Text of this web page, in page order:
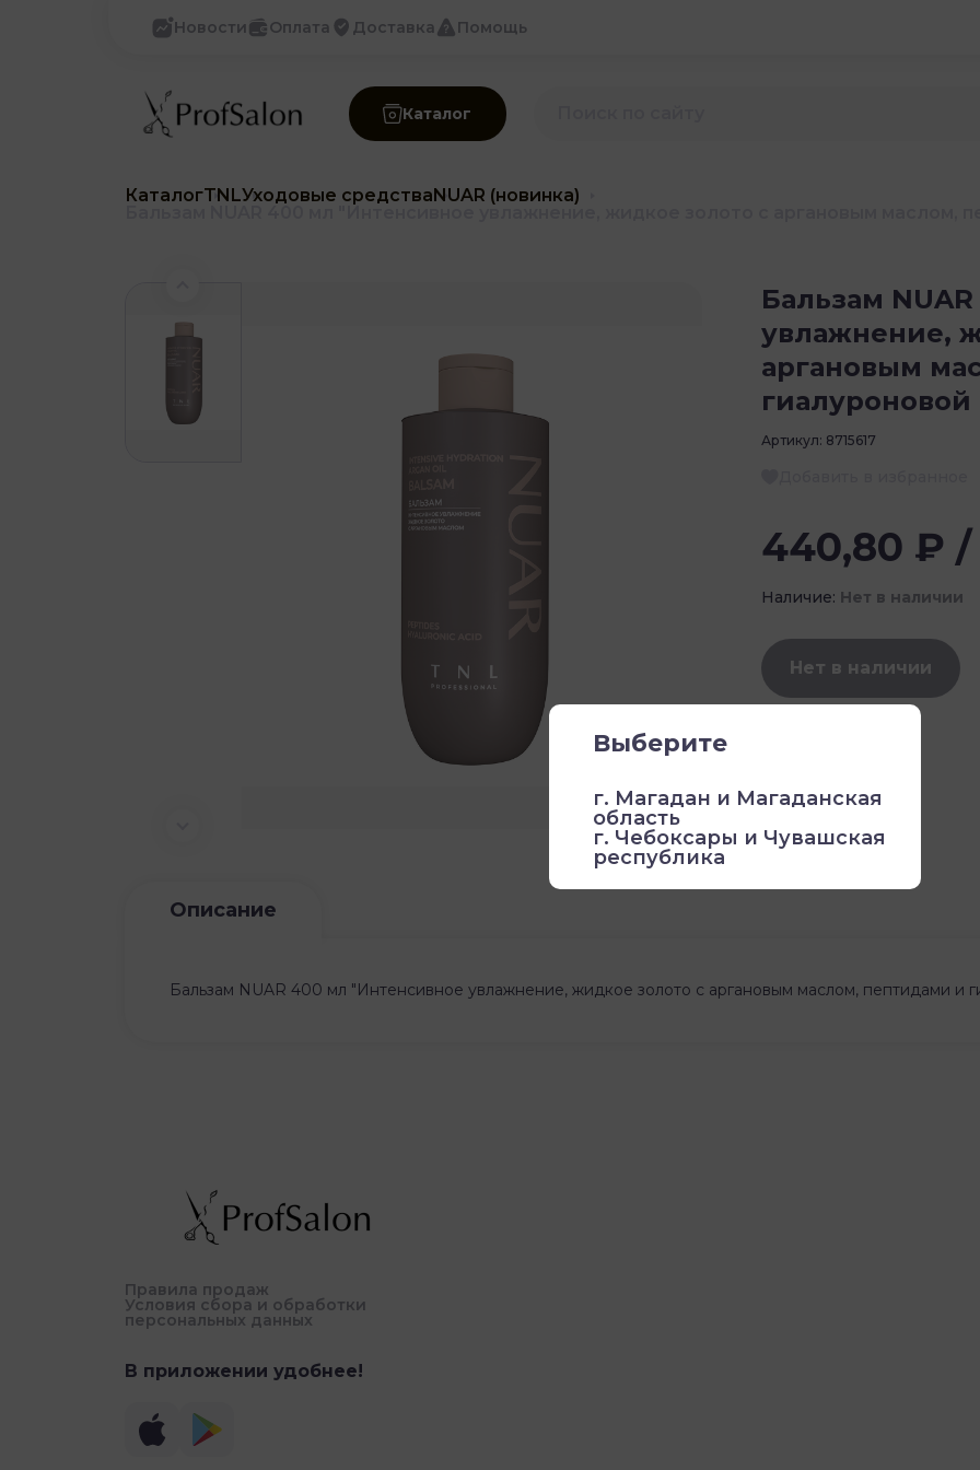
Новости Оплата Доставка Помощь
Каталог
КаталогTNLУходовые средстваNUAR (новинка)
Бальзам
увлажнение,
аргановым
гиалуроновой
Артикул: 8715617
440,80 ₽ /
Наличие: Нет в наличии
Нет в наличии
Описание
Бальзам NUAR 400 мл "Интенсивное увлажнение, жидкое золото с аргановым маслом, пептидами и
Правила продаж
Условия сбора и обработки
персональных данных
В приложении удобнее!
Выберите
г. Магадан и Магаданская
область
г. Чебоксары и Чувашская
республика